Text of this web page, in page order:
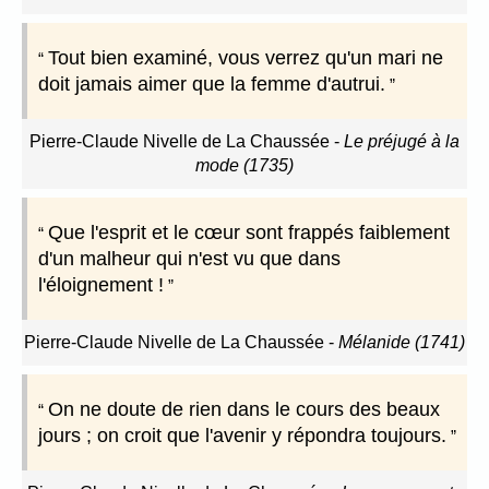
Tout bien examiné, vous verrez qu'un mari ne
doit jamais aimer que la femme d'autrui.
Pierre-Claude Nivelle de La Chaussée - Le préjugé à la
mode (1735)
Que l'esprit et le cœur sont frappés faiblement
d'un malheur qui n'est vu que dans
l'éloignement !
Pierre-Claude Nivelle de La Chaussée - Mélanide (1741)
On ne doute de rien dans le cours des beaux
jours ; on croit que l'avenir y répondra toujours.